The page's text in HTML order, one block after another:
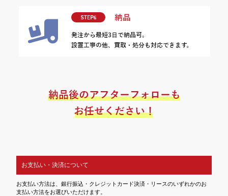
お支払い・決済について
お支払い方法は、銀行振込・クレジットカード決済・リースのいずれかのお
支払い方法をお選びいただけます。